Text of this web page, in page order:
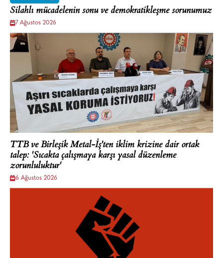
Silahlı mücadelenin sonu ve demokratikleşme sorunumuz
7 Ağustos 2026
TTB ve Birleşik Metal-İş'ten iklim krizine dair ortak
talep: 'Sıcakta çalışmaya karşı yasal düzenleme
zorunluluktur'
6 Ağustos 2026